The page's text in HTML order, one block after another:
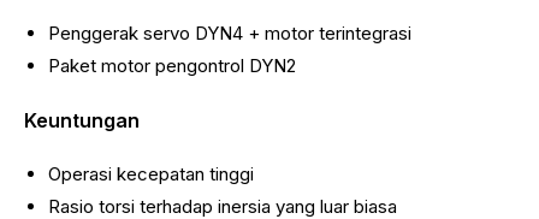
Penggerak servo DYN4 + motor terintegrasi
Paket motor pengontrol DYN2
Keuntungan
Operasi kecepatan tinggi
Rasio torsi terhadap inersia yang luar biasa